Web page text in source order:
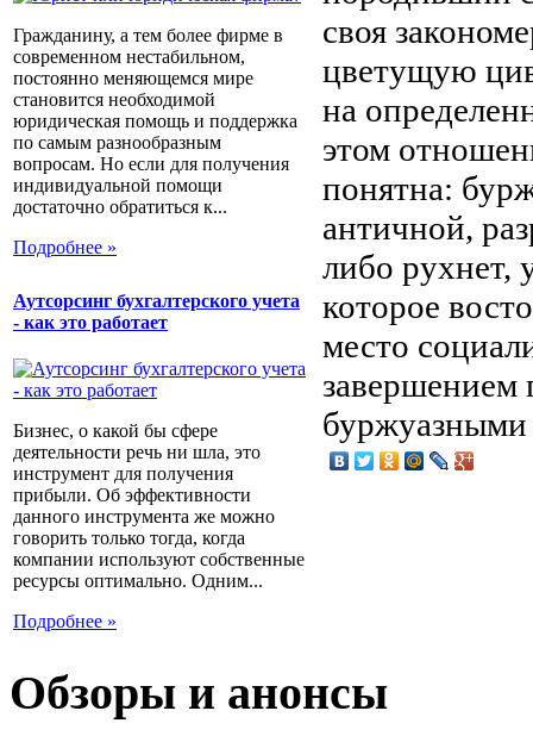
Гражданину, а тем более фирме в
современном нестабильном,
постоянно меняющемся мире
становится необходимой
юридическая помощь и поддержка
по самым разнообразным
вопросам. Но если для получения
индивидуальной помощи
достаточно обратиться к...
Подробнее »
Аутсорсинг бухгалтерского учета
- как это работает
Бизнес, о какой бы сфере
деятельности речь ни шла, это
инструмент для получения
прибыли. Об эффективности
данного инструмента же можно
говорить только тогда, когда
компании используют собственные
ресурсы оптимально. Одним...
Подробнее »
своя
цветущую
на
этом
понятна:
античной,
либо рухнет,
которое
место
завершением
Обзоры и анонсы